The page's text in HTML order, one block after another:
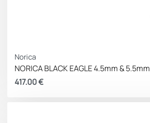
Norica
NORICA BLACK EAGLE 4.5mm & 5.5mm
417.00€